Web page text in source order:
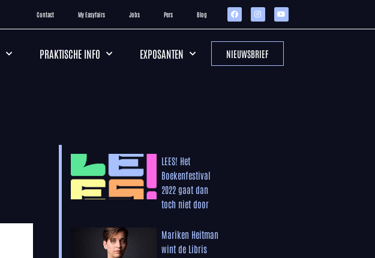
Contact My Easyfairs Jobs Pers Blog
PRAKTISCHE INFO EXPOSANTEN NIEUWSBRIEF
LEES! Het
Boekenfestival
2022 gaat dan
toch niet door
Mariken Heitman
wint de Libris